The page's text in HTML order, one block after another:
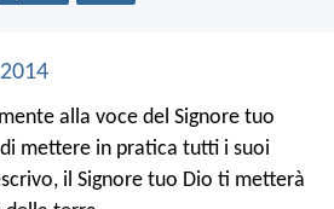
alla voce del Signore tuo
mettere in pratica tutti i suoi
il Signore tuo Dio ti metterà